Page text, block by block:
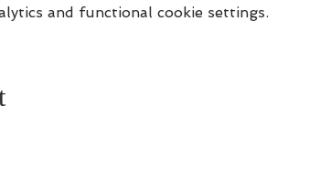
and functional cookie settings.